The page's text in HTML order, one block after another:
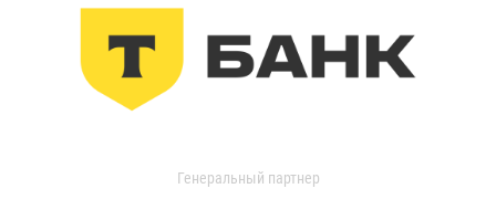
Генеральный партнер